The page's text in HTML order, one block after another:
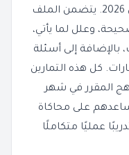
المقررة لشهر ابريل للعام الدراسي 2026. يتضمن الملف
وعلل لما يأتي،
بالإضافة إلى أسئلة
كل هذه التمارين
المقرر في شهر
على محاكاة
عمليًا متكاملًا